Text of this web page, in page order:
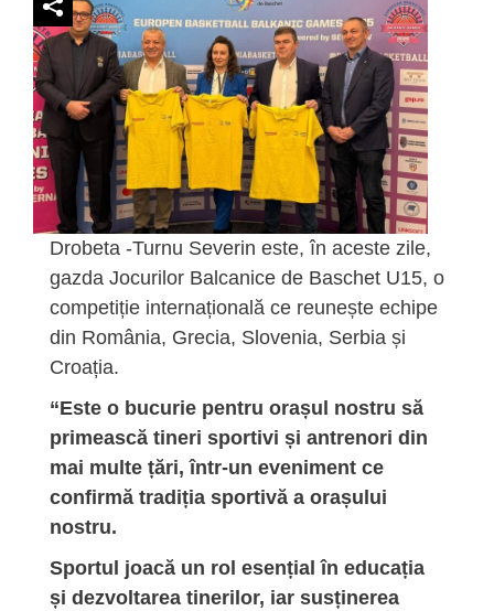
Drobeta -Turnu Severin este, în aceste zile,
gazda Jocurilor Balcanice de Baschet U15, o
competiție internațională ce reunește echipe
din România, Grecia, Slovenia, Serbia și
Croația.
“Este o bucurie pentru orașul nostru să
primească tineri sportivi și antrenori din
mai multe țări, într-un eveniment ce
confirmă tradiția sportivă a orașului
nostru.
Sportul joacă un rol esențial în educația
și dezvoltarea tinerilor, iar susținerea